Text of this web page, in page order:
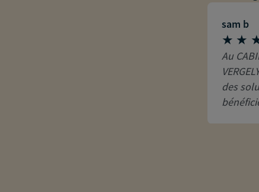
sam b
Au
des